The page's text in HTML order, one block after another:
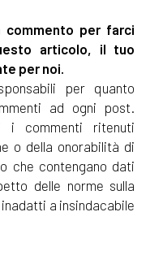
vita, di
incipit
A
Rossi:
commento per farci
articolo, il tuo
per noi.
per quanto
ad ogni post.
i commenti ritenuti
o della onorabilità di
che contengano dati
delle norme sulla
a insindacabile